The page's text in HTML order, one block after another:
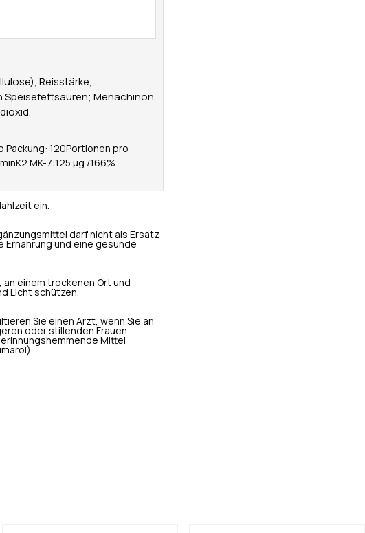
Reisstärke,
Speisefettsäuren; Menachinon
Packung: 120Portionen pro
MK-7:125 μg /166%
ein.
darf nicht als Ersatz
und eine gesunde
einem trockenen Ort und
Licht schützen.
Sie einen Arzt, wenn Sie an
oder stillenden Frauen
Mittel